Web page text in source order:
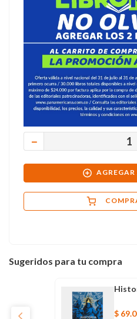
－
Sugeridos para tu compra
$ 69.